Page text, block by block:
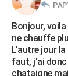
Essais
Réserver un essai
Citadines
Berlines
SUV
Forum auto
HIGH-TECH
Mobiles
Meilleur
Internet
Ordinateurs
Jeux vidéo
Guide high-tech
+BRICOLAGE
Forum
Aménagement
Extérieur
Cuisine
Salle de bains
Jardinage
Rangement
WEEK-END
Bonjour,
ne chauffe
L'autre jour
faut, j'ai donc
chataigne